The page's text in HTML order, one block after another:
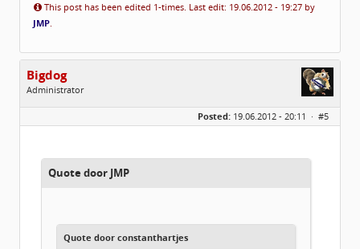
This post has been edited 1-times. Last edit: 19.06.2012 - 19:27 by
JMP.
Bigdog
Administrator
Geslacht:
Homepage:
volvov70forum.com
Posted: 19.06.2012 - 20:11 · #5
Quote door JMP
Quote door constanthartjes